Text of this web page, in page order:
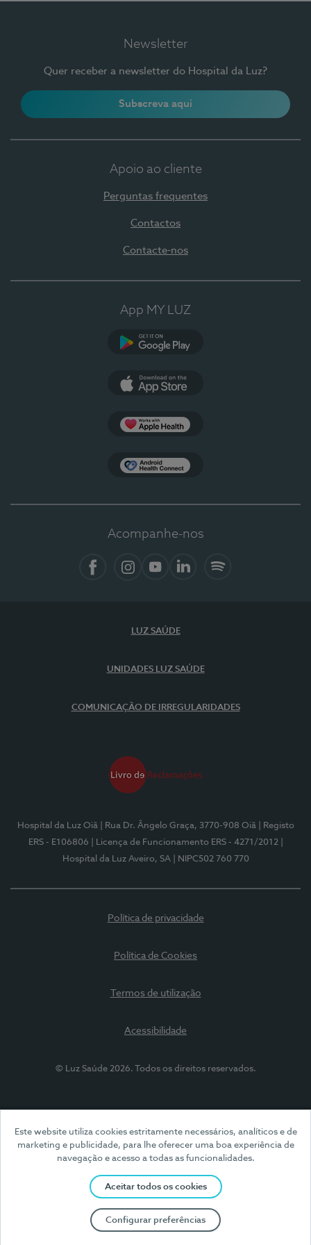
Este website utiliza cookies estritamente necessários, analíticos e de
marketing e publicidade, para lhe oferecer uma boa experiência de
navegação e acesso a todas as funcionalidades.
Aceitar todos os cookies
Configurar preferências
Newsletter
Quer receber a newsletter do Hospital da Luz?
Subscreva aqui
Apoio ao cliente
Perguntas frequentes
Contactos
Contacte-nos
App MY LUZ
Acompanhe-nos
LUZ SAÚDE
UNIDADES LUZ SAÚDE
COMUNICAÇÃO DE IRREGULARIDADES
Hospital da Luz Oiã | Rua Dr. Ângelo Graça, 3770-908 Oiã
| Registo
ERS - E106806
| Licença de Funcionamento ERS - 4271/2012
Hospital da Luz Aveiro, SA
| NIPC502 760 770
Política de privacidade
Política de Cookies
Termos de utilização
Acessibilidade
© Luz Saúde 2026. Todos os direitos reservados.